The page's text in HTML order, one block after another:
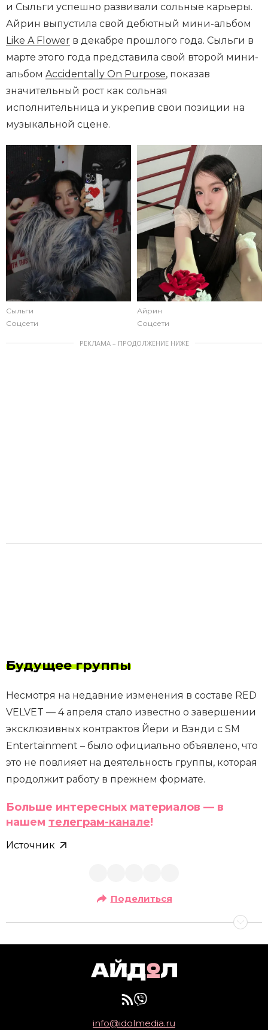
и Сыльги успешно развивали сольные карьеры.
Айрин выпустила свой дебютный мини-альбом
Like A Flower в декабре прошлого года. Сыльги в
марте этого года представила свой второй мини-
альбом Accidentally On Purpose, показав
значительный рост как сольная
исполнительница и укрепив свои позиции на
музыкальной сцене.
Сыльги
Соцсети
Айрин
Соцсети
РЕКЛАМА – ПРОДОЛЖЕНИЕ НИЖЕ
Будущее группы
Несмотря на недавние изменения в составе RED
VELVET — 4 апреля стало известно о завершении
эксклюзивных контрактов Йери и Вэнди с SM
Entertainment – было официально объявлено, что
это не повлияет на деятельность группы, которая
продолжит работу в прежнем формате.
Больше интересных материалов — в
нашем телеграм-канале!
Источник
Поделиться
info@idolmedia.ru